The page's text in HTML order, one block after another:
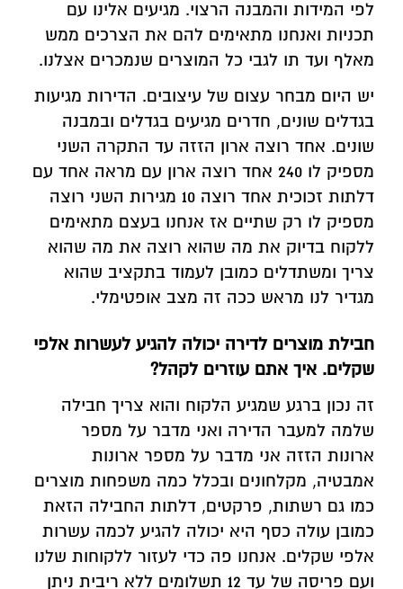
לפי המידות והמבנה הרצוי. מגיעים אלינו עם
תכניות ואנחנו מתאימים להם את הצרכים ממש
מאלף ועד תו לגבי כל המוצרים שנמכרים אצלנו.
יש היום מבחר עצום של עיצובים. הדירות מגיעות
בגדלים שונים, חדרים מגיעים בגדלים ובמבנה
שונים. אחד רוצה ארון הזזה עד התקרה השני
מספיק לו 240 אחד רוצה ארון עם מראה אחד עם
דלתות זכוכית אחד רוצה 10 מגירות השני רוצה
מספיק לו רק שתיים אז אנחנו בעצם מתאימים
ללקוח בדיוק את מה שהוא רוצה את מה שהוא
צריך ומשתדלים כמובן לעמוד בתקציב שהוא
מגדיר לנו מראש ככה זה מצב אופטימלי.
חבילת מוצרים לדירה יכולה להגיע לעשרות אלפי
שקלים. איך אתם עוזרים לקהל?
זה נכון ברגע שמגיע הלקוח והוא צריך חבילה
שלמה למעבר הדירה ואני מדבר על מספר
ארונות הזזה אני מדבר על מספר ארונות
אמבטיה, מקלחונים ובכלל כמה משפחות מוצרים
כמו גם רשתות, פרקטים, דלתות החבילה הזאת
כמובן עולה כסף היא יכולה להגיע לכמה עשרות
אלפי שקלים. אנחנו פה כדי לעזור ללקוחות שלנו
ועם פריסה של עד 12 תשלומים ללא ריבית ניתן